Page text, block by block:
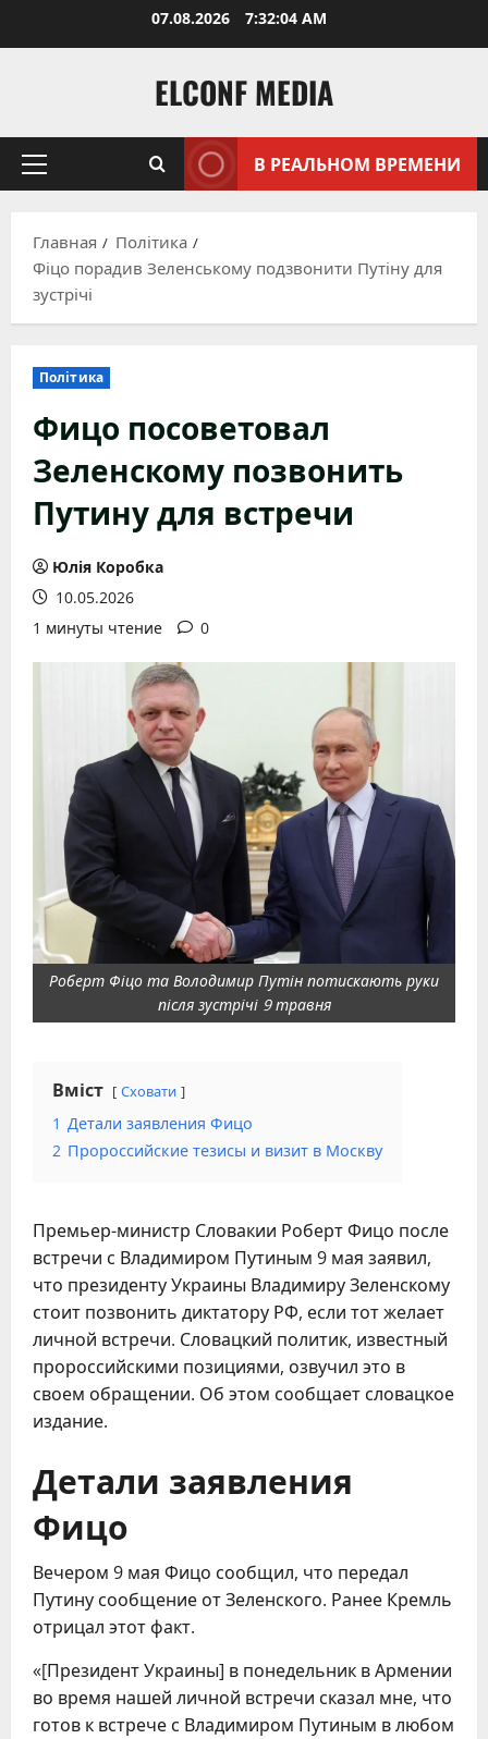
07.08.2026 7:32:05 AM
ELCONF MEDIA
Основное
В РЕАЛЬНОМ ВРЕМЕНИ
Главная
Політика
Фіцо порадив Зеленському подзвонити Путіну для
зустрічі
Політика
Фицо посоветовал
Зеленскому позвонить
Путину для встречи
Юлія Коробка
10.05.2026
1 минуты чтение
0
Роберт Фіцо та Володимир Путін потискають руки
після зустрічі 9 травня
Вміст Сховати
1 Детали заявления Фицо
2 Пророссийские тезисы и визит в Москву
Премьер-министр Словакии Роберт Фицо после
встречи с Владимиром Путиным 9 мая заявил,
что президенту Украины Владимиру Зеленскому
стоит позвонить диктатору РФ, если тот желает
личной встречи. Словацкий политик, известный
пророссийскими позициями, озвучил это в
своем обращении. Об этом сообщает словацкое
издание.
Детали заявления
Фицо
Вечером 9 мая Фицо сообщил, что передал
Путину сообщение от Зеленского. Ранее Кремль
отрицал этот факт.
«[Президент Украины] в понедельник в Армении
во время нашей личной встречи сказал мне, что
готов к встрече с Владимиром Путиным в любом